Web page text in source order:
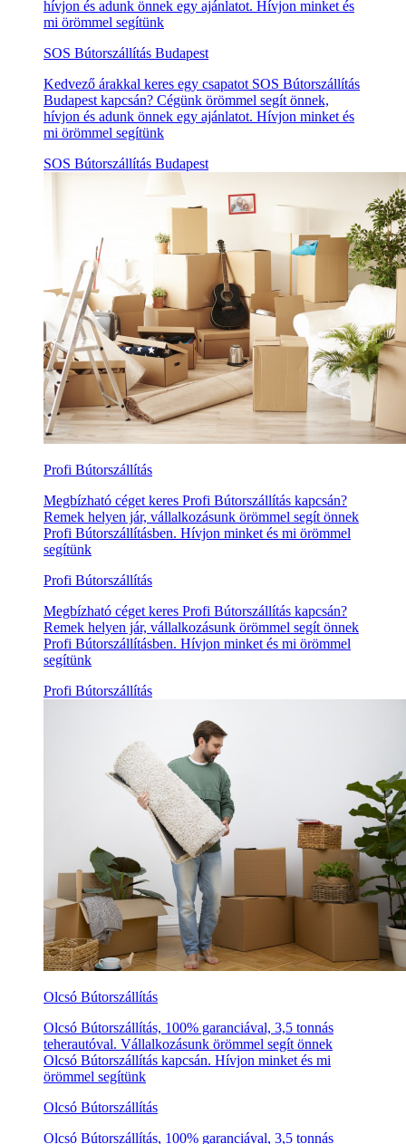
hívjon és adunk önnek egy ajánlatot. Hívjon minket és
mi örömmel segítünk
SOS Bútorszállítás Budapest
Kedvező árakkal keres egy csapatot SOS Bútorszállítás
Budapest kapcsán? Cégünk örömmel segít önnek,
hívjon és adunk önnek egy ajánlatot. Hívjon minket és
mi örömmel segítünk
SOS Bútorszállítás Budapest
Profi Bútorszállítás
Megbízható céget keres Profi Bútorszállítás kapcsán?
Remek helyen jár, vállalkozásunk örömmel segít önnek
Profi Bútorszállításben. Hívjon minket és mi örömmel
segítünk
Profi Bútorszállítás
Megbízható céget keres Profi Bútorszállítás kapcsán?
Remek helyen jár, vállalkozásunk örömmel segít önnek
Profi Bútorszállításben. Hívjon minket és mi örömmel
segítünk
Profi Bútorszállítás
Olcsó Bútorszállítás
Olcsó Bútorszállítás, 100% garanciával, 3,5 tonnás
teherautóval. Vállalkozásunk örömmel segít önnek
Olcsó Bútorszállítás kapcsán. Hívjon minket és mi
örömmel segítünk
Olcsó Bútorszállítás
Olcsó Bútorszállítás, 100% garanciával, 3,5 tonnás